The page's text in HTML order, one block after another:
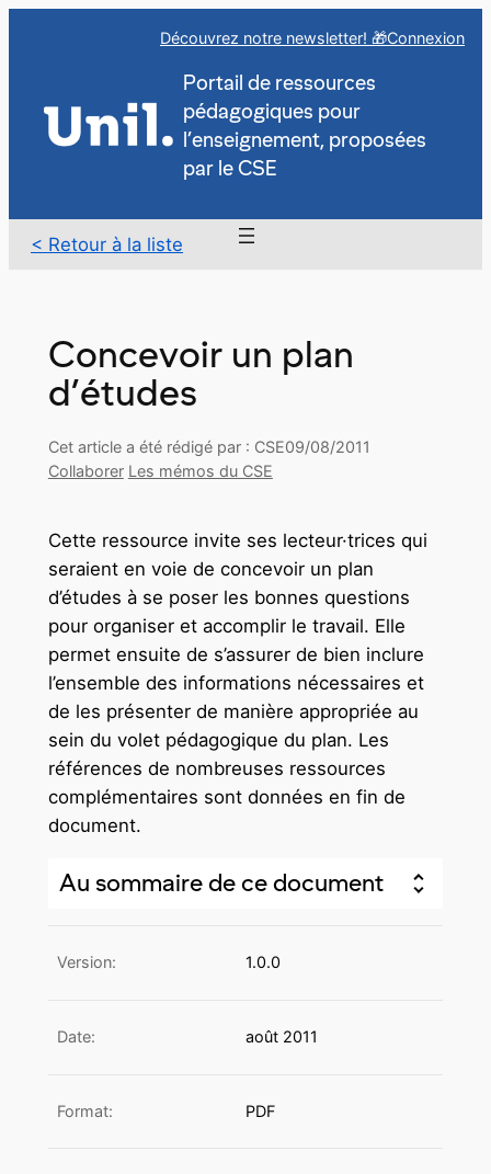
Découvrez notre newsletter! 🎁Connexion
Portail de ressources
pédagogiques pour
l’enseignement, proposées
par le CSE
< Retour à la liste
Concevoir un plan
d’études
Cet article a été rédigé par : CSE09/08/2011
Collaborer Les mémos du CSE
Cette ressource invite ses lecteur·trices qui
seraient en voie de concevoir un plan
d’études à se poser les bonnes questions
pour organiser et accomplir le travail. Elle
permet ensuite de s’assurer de bien inclure
l’ensemble des informations nécessaires et
de les présenter de manière appropriée au
sein du volet pédagogique du plan. Les
références de nombreuses ressources
complémentaires sont données en fin de
document.
Au sommaire de ce document
Version: 1.0.0
Date: août 2011
Format: PDF